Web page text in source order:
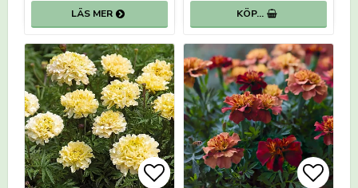
LÄS MER KÖP…